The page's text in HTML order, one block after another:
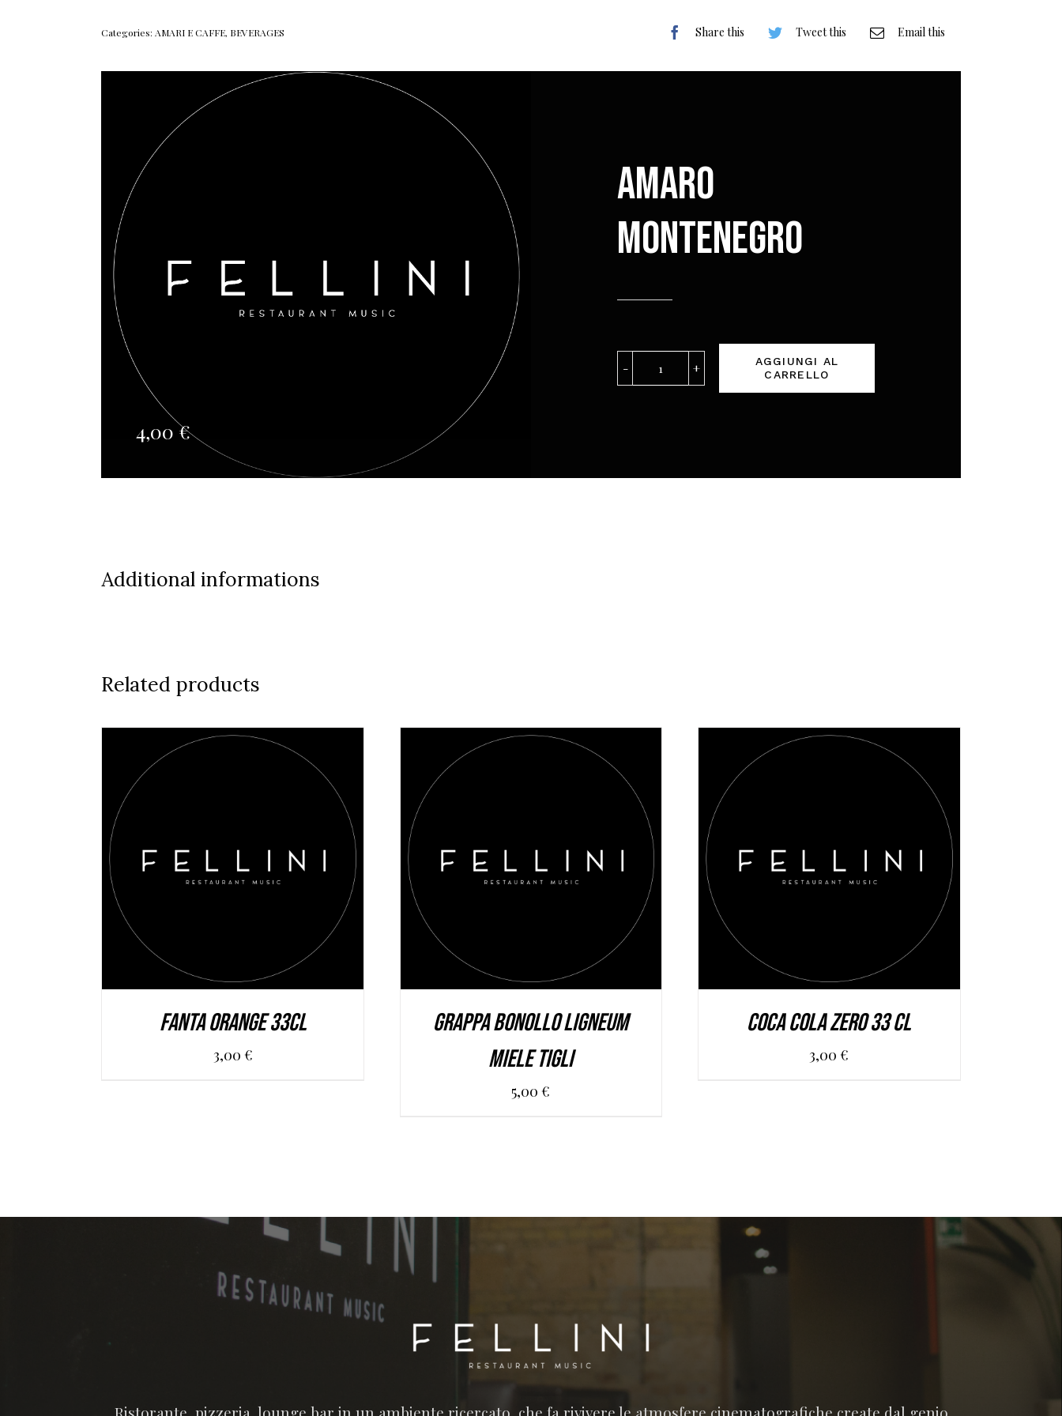
Categories: AMARI E CAFFE, BEVERAGES Share this Tweet this Email this
4,00€
Amaro
Montenegro
Amaro
Montenegro
AGGIUNGI AL
CARRELLO
Additional informations
Related products
AGGIUNGI AL CARRELLO DETAILS
Fanta Orange 33cl
3,00 €
AGGIUNGI AL CARRELLO DETAILS
Grappa Bonollo Ligneum
miele Tigli
5,00€
AGGIUNGI AL CARRELLO DETAILS
Coca cola Zero 33 cl
3,00€
Ristorante, pizzeria, lounge bar in un ambiente ricercato, che fa rivivere le atmosfere cinematografiche create dal genio